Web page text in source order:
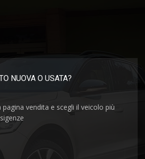
NUOVA O USATA?
pagina vendita e scegli il veicolo più